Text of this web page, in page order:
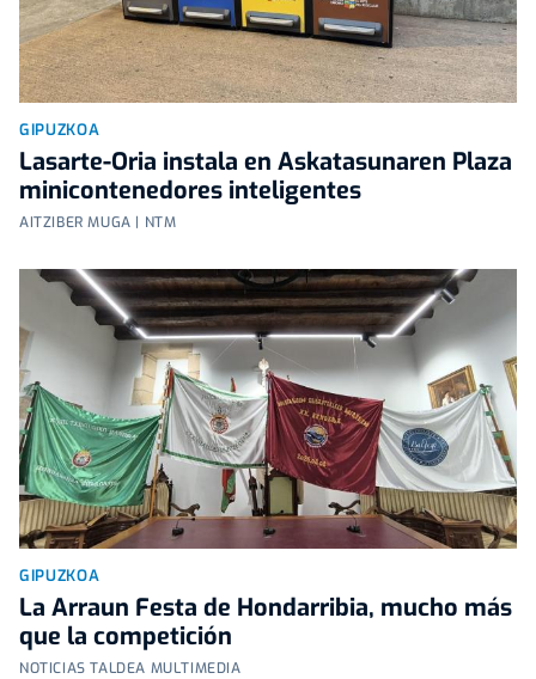
GIPUZKOA
Lasarte-Oria instala en Askatasunaren Plaza
minicontenedores inteligentes
AITZIBER MUGA | NTM
GIPUZKOA
La Arraun Festa de Hondarribia, mucho más
que la competición
NOTICIAS TALDEA MULTIMEDIA